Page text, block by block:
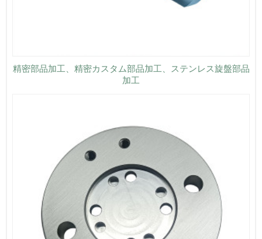
精密部品加工、精密カスタム部品加工、ステンレス旋盤部品
加工